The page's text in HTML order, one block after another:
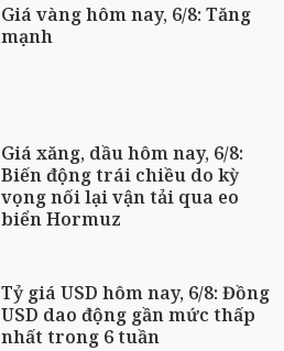
Giá vàng hôm nay, 6/8: Tăng
mạnh
Giá xăng, dầu hôm nay, 6/8:
Biến động trái chiều do kỳ
vọng nối lại vận tải qua eo
biển Hormuz
Tỷ giá USD hôm nay, 6/8: Đồng
USD dao động gần mức thấp
nhất trong 6 tuần